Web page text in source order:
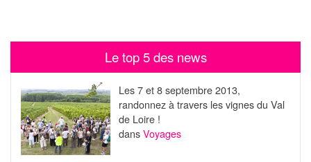
Le top 5 des news
Les 7 et 8 septembre 2013,
randonnez à travers les vignes du Val
de Loire !
dansVoyages